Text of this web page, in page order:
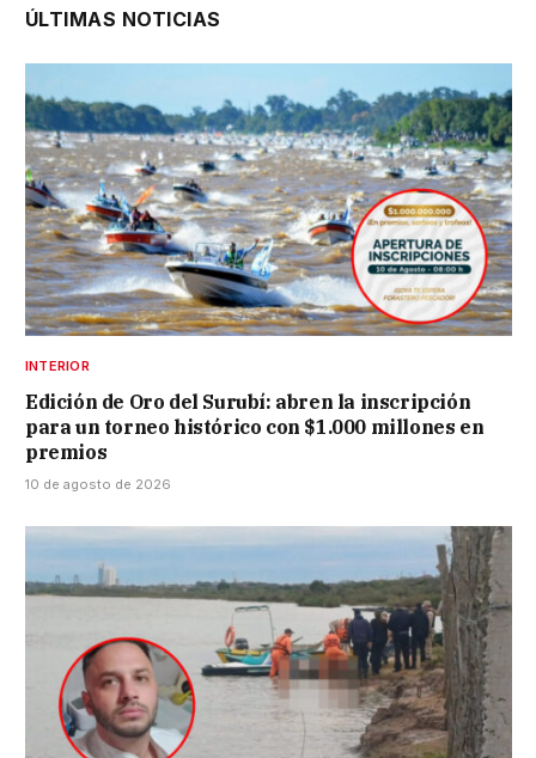
ÚLTIMAS NOTICIAS
INTERIOR
Edición de Oro del Surubí: abren la inscripción
para un torneo histórico con $1.000 millones en
premios
10 de agosto de 2026